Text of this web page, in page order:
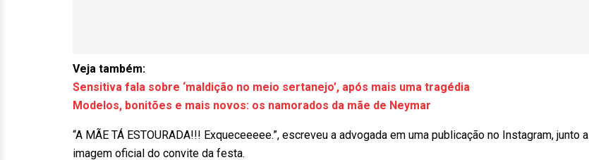
Veja também:
Sensitiva fala sobre ‘maldição no meio sertanejo’, após mais uma tragédia
Modelos, bonitões e mais novos: os namorados da mãe de Neymar
“A MÃE TÁ ESTOURADA!!! Exqueceeeee.”, escreveu a advogada em uma publicação no Instagram, junto a
imagem oficial do convite da festa.